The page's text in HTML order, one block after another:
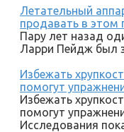
Летательный
продавать в этом
Пару лет назад
Ларри Пейдж был
Избежать
помогут
Избежать
помогут
Исследования